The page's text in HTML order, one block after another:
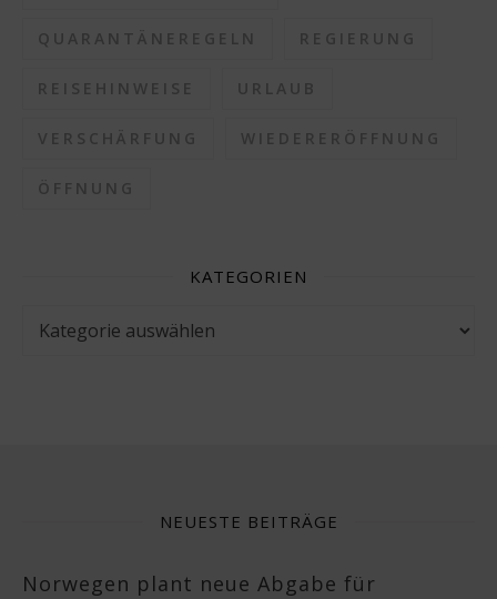
QUARANTÄNEREGELN REGIERUNG
REISEHINWEISE URLAUB
VERSCHÄRFUNG WIEDERERÖFFNUNG
ÖFFNUNG
KATEGORIEN
NEUESTE BEITRÄGE
Norwegen plant neue Abgabe für